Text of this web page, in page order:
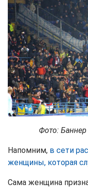
Фото:
Напомним, в сети
женщины, которая
Сама женщина